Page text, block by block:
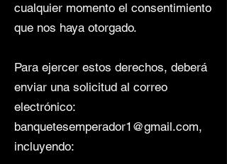
cualquier momento el consentimiento
que nos haya otorgado.
Para ejercer estos derechos, deberá
enviar una solicitud al correo
electrónico:
banquetesemperador1@gmail.com,
incluyendo: